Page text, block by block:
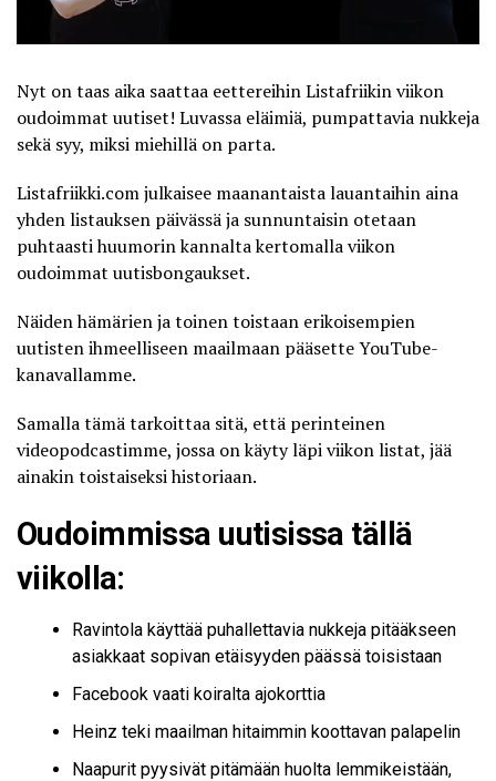
Nyt on taas aika saattaa eettereihin Listafriikin viikon
oudoimmat uutiset! Luvassa eläimiä, pumpattavia nukkeja
sekä syy, miksi miehillä on parta.
Listafriikki.comjulkaisee maanantaista lauantaihin aina
yhden listauksen päivässä ja sunnuntaisin otetaan
puhtaasti huumorin kannalta kertomalla viikon
oudoimmat uutisbongaukset.
Näiden hämärien ja toinen toistaan erikoisempien
uutisten ihmeelliseen maailmaan pääsetteYouTube-
kanavallamme.
Samalla tämä tarkoittaa sitä, että perinteinen
videopodcastimme, jossa on käyty läpi viikon listat, jää
ainakin toistaiseksi historiaan.
Oudoimmissa uutisissa tällä
viikolla:
Ravintola käyttää puhallettavia nukkeja pitääkseen
asiakkaat sopivan etäisyyden päässä toisistaan
Facebook vaati koiralta ajokorttia
Heinz teki maailman hitaimmin koottavan palapelin
Naapurit pyysivät pitämään huolta lemmikeistään,